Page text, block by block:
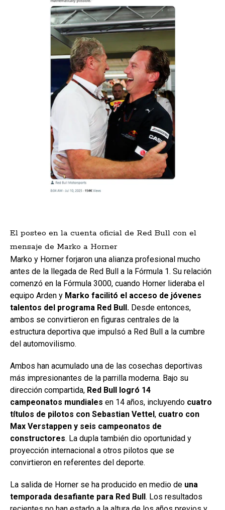
El posteo en la cuenta oficial de Red Bull con el
mensaje de Marko a Horner
Marko y Horner forjaron una alianza profesional mucho
antes de la llegada de Red Bull a la Fórmula 1. Su relación
comenzó en la Fórmula 3000, cuando Horner lideraba el
equipo Arden y Marko facilitó el acceso de jóvenes
talentos del programa Red Bull. Desde entonces,
ambos se convirtieron en figuras centrales de la
estructura deportiva que impulsó a Red Bull a la cumbre
del automovilismo.
Ambos han acumulado una de las cosechas deportivas
más impresionantes de la parrilla moderna. Bajo su
dirección compartida, Red Bull logró 14
campeonatos mundiales en 14 años, incluyendo cuatro
títulos de pilotos con Sebastian Vettel , cuatro con
Max Verstappen y seis campeonatos de
constructores. La dupla también dio oportunidad y
proyección internacional a otros pilotos que se
convirtieron en referentes del deporte.
La salida de Horner se ha producido en medio de una
temporada desafiante para Red Bull . Los resultados